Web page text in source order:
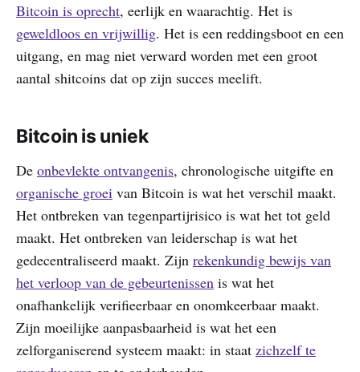
Bitcoin is oprecht, eerlijk en waarachtig. Het is
geweldloos en vrijwillig. Het is een reddingsboot en een
uitgang, en mag niet verward worden met een groot
aantal shitcoins dat op zijn succes meelift.
Bitcoin is uniek
De onbevlekte ontvangenis, chronologische uitgifte en
organische groei van Bitcoin is wat het verschil maakt.
Het ontbreken van tegenpartijrisico is wat het tot geld
maakt. Het ontbreken van leiderschap is wat het
gedecentraliseerd maakt. Zijn rekenkundig bewijs van
het verloop van de gebeurtenissen is wat het
onafhankelijk verifieerbaar en onomkeerbaar maakt.
Zijn moeilijke aanpasbaarheid is wat het een
zelforganiserend systeem maakt: in staat zichzelf te